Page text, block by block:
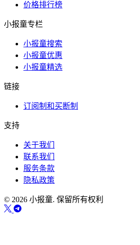
价格排行榜
小报童专栏
小报童搜索
小报童优惠
小报童精选
链接
订阅制和买断制
支持
关于我们
联系我们
服务条款
隐私政策
© 2026 小报童. 保留所有权利